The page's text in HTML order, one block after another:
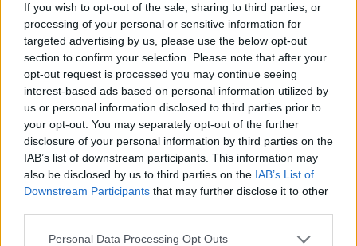
If you wish to opt-out of the sale, sharing to third parties, or
processing of your personal or sensitive information for
targeted advertising by us, please use the below opt-out
section to confirm your selection. Please note that after your
opt-out request is processed you may continue seeing
interest-based ads based on personal information utilized by
us or personal information disclosed to third parties prior to
your opt-out. You may separately opt-out of the further
disclosure of your personal information by third parties on the
IAB’s list of downstream participants. This information may
also be disclosed by us to third parties on the IAB’s List of
Downstream Participants that may further disclose it to other
Personal Data Processing Opt Outs
nos oceanos
Moderador: Carlos Mendes de Sousa (APOCEAN)
Tecnologias emergentes para o desenvolvimento
científico
Renato Mendes (INEGI-UP)
Inovação ao serviço da conservação marinha
(a confirmar)
17:00 Mesa redonda – Observar para conhecer e
preservar o
Mar.
Moderador: Miguel Piecho-Santos (APOCEAN)
Lélia Matos (CCMAR-UALg)
Isabel Ambar (FCUL) (a confirmar)